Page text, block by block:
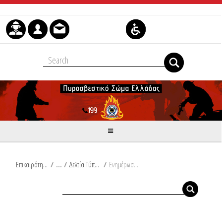
Μετάβαση στο περιεχόμενο
Επικαιρότητα / Δελτία Τύπου / Ενημέρωση για τις αγροτοδασικές πυρκαγιές του τελευταίου 24ωρου από Ω/18:00/09-05-2024 έως Ω/18:00/10-05-2024